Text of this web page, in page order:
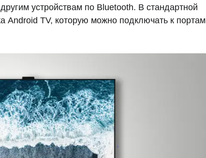
устройствам по Bluetooth. В стандартной
Android TV, которую можно подключать к портам